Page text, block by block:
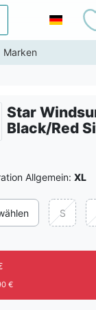
Marken
Star
Black/Red
Allgemein: XL
S
€